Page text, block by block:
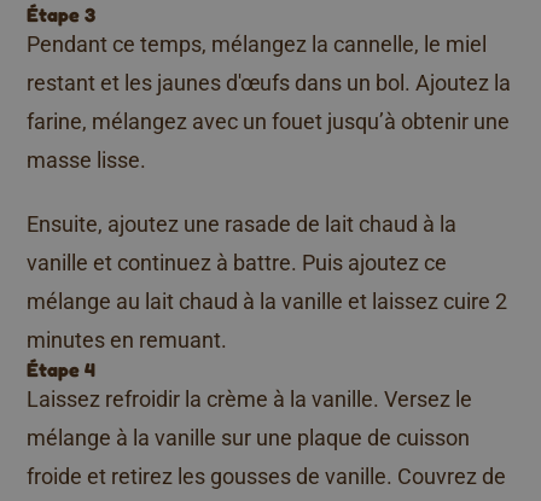
Étape 3
Pendant ce temps, mélangez la cannelle, le miel
restant et les jaunes d'œufs dans un bol. Ajoutez la
farine, mélangez avec un fouet jusqu’à obtenir une
masse lisse.
Ensuite, ajoutez une rasade de lait chaud à la
vanille et continuez à battre. Puis ajoutez ce
mélange au lait chaud à la vanille et laissez cuire 2
minutes en remuant.
Étape 4
Laissez refroidir la crème à la vanille. Versez le
mélange à la vanille sur une plaque de cuisson
froide et retirez les gousses de vanille. Couvrez de